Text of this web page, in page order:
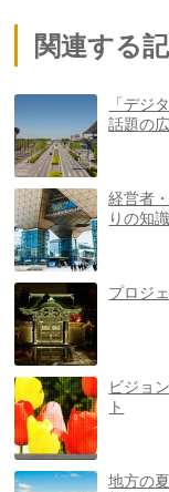
関連する
「デジ
話題の
経営者
りの知
プロジ
ビジョ
ト
地方の